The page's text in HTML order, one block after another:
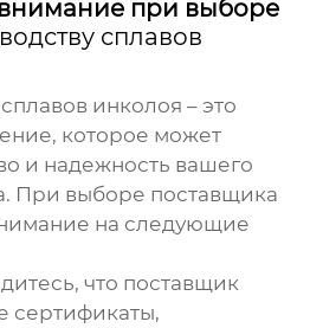
внимание при выборе
сплавов
инколоя – это
которое может
и надежность вашего
При выборе поставщика
на следующие
что поставщик
сертификаты,